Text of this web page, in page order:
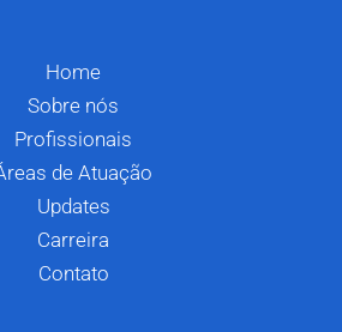
Home
Sobre nós
Profissionais
de Atuação
Updates
Carreira
Contato